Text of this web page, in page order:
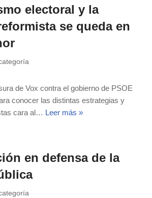
electoral y la
se queda en
de Vox contra el gobierno de PSOE
conocer las distintas estrategias y
cara al… Leer más »
en defensa de la